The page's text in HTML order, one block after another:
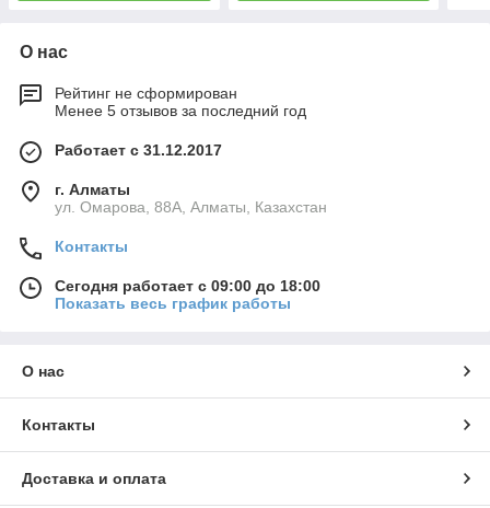
О нас
Рейтинг не сформирован
Менее 5 отзывов за последний год
Работает с 31.12.2017
г. Алматы
ул. Омарова, 88А, Алматы, Казахстан
Контакты
Сегодня работает с 09:00 до 18:00
Показать весь график работы
О нас
Контакты
Доставка и оплата